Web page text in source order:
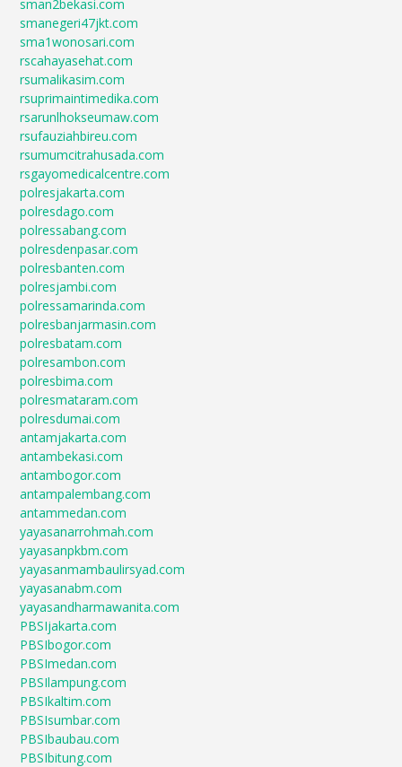
sman2bekasi.com
smanegeri47jkt.com
sma1wonosari.com
rscahayasehat.com
rsumalikasim.com
rsuprimaintimedika.com
rsarunlhokseumaw.com
rsufauziahbireu.com
rsumumcitrahusada.com
rsgayomedicalcentre.com
polresjakarta.com
polresdago.com
polressabang.com
polresdenpasar.com
polresbanten.com
polresjambi.com
polressamarinda.com
polresbanjarmasin.com
polresbatam.com
polresambon.com
polresbima.com
polresmataram.com
polresdumai.com
antamjakarta.com
antambekasi.com
antambogor.com
antampalembang.com
antammedan.com
yayasanarrohmah.com
yayasanpkbm.com
yayasanmambaulirsyad.com
yayasanabm.com
yayasandharmawanita.com
PBSIjakarta.com
PBSIbogor.com
PBSImedan.com
PBSIlampung.com
PBSIkaltim.com
PBSIsumbar.com
PBSIbaubau.com
PBSIbitung.com